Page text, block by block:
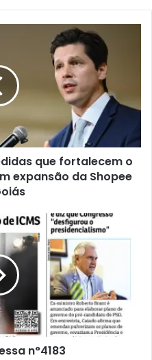
que fortalecem o
expansão da Shopee
n°4183